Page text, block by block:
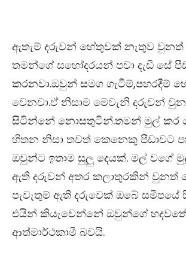
ඇතැම් දරුවන් හේතුවක් නැතුව
තමන්ගේ සහෝදරයන් පවා දැඩි සේ
කරනවා.ඔවුන් සමග ගැටීම්,පහරදීම්
වෙනවා.ඒ නිසාම මෙවැනි දරුවන්
සිටින්නේ නොසතුටින්.තමන් මුල් කර
හිතන නිසා තවත් කෙනෙකු පීඩාවට
ඔවුන්ට ඉතාම සුලු දෙයක්. මල් වගේ
ඇති දරුවන් අතර කලාතුරකින් වුනත්
පැවැතුම් ඇති දරුවෙක් ඔබේ සමීපයේ
එයින් කියැවෙන්නේ ඔවුන්ගේ
ආත්මාර්ථකාමී බවයි.